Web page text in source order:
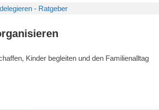
Kinder begleiten und den Familienalltag